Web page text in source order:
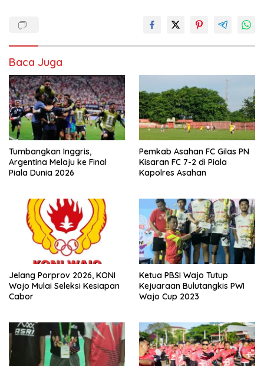
Baca Juga
Tumbangkan Inggris,
Argentina Melaju ke Final
Piala Dunia 2026
Pemkab Asahan FC Gilas PN
Kisaran FC 7-2 di Piala
Kapolres Asahan
Jelang Porprov 2026, KONI
Wajo Mulai Seleksi Kesiapan
Cabor
Ketua PBSI Wajo Tutup
Kejuaraan Bulutangkis PWI
Wajo Cup 2023